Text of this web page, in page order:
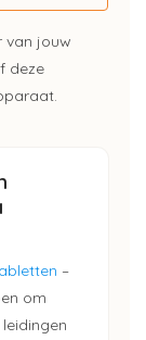
van jouw
deze
–
om